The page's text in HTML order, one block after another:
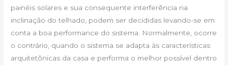
painéis solares e sua consequente interferência na
inclinação do telhado, podem ser decididas levando-se em
conta a boa performance do sistema. Normalmente, ocorre
o contrário, quando o sistema se adapta às características
arquitetônicas da casa e performa o melhor possível dentro